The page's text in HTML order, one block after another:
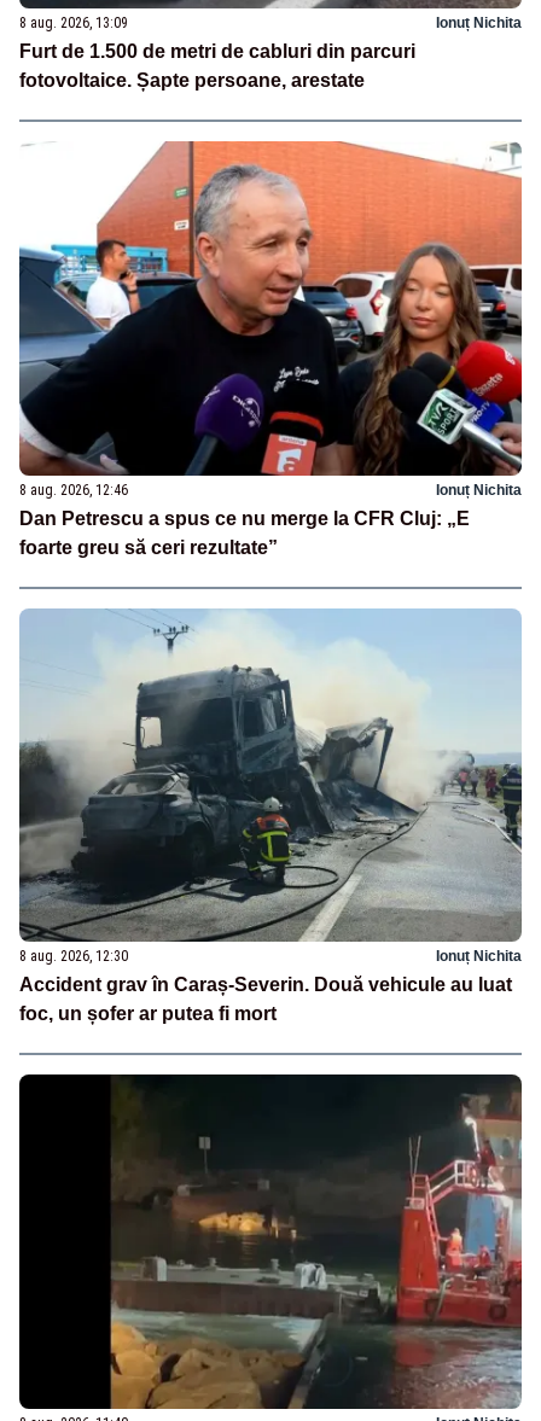
8 aug. 2026, 13:09 Ionuț Nichita
Furt de 1.500 de metri de cabluri din parcuri
fotovoltaice. Șapte persoane, arestate
8 aug. 2026, 12:46 Ionuț Nichita
Dan Petrescu a spus ce nu merge la CFR Cluj: „E
foarte greu să ceri rezultate”
8 aug. 2026, 12:30 Ionuț Nichita
Accident grav în Caraș-Severin. Două vehicule au luat
foc, un șofer ar putea fi mort